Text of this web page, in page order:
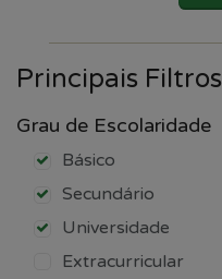
Principais Filtros
Grau de Escolaridade
Básico
Secundário
Universidade
Extracurricular